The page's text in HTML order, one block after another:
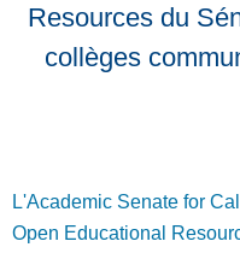
Resources du
collèges
L'Academic Senate for
Open Educational